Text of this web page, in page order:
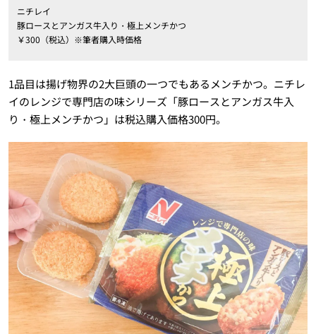
ニチレイ
豚ロースとアンガス牛入り・極上メンチかつ
￥300（税込）※筆者購入時価格
1品目は揚げ物界の2大巨頭の一つでもあるメンチかつ。ニチレ
イのレンジで専門店の味シリーズ「豚ロースとアンガス牛入
り・極上メンチかつ」は税込購入価格300円。